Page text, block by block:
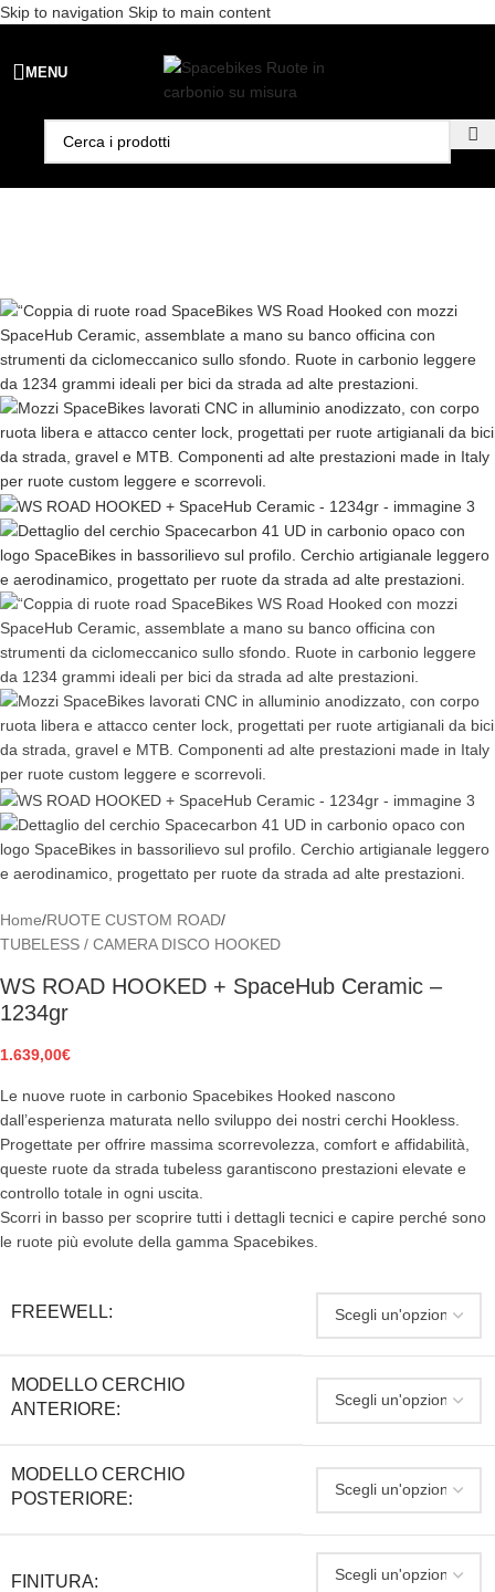
Skip to navigation Skip to main content
Spedizione gratuita per ordini superiori a €99 - 📣 Paga con PayPal in
3 rate senza interessi,
MENU
Home/RUOTE CUSTOM ROAD/
TUBELESS / CAMERA DISCO HOOKED
WS ROAD HOOKED + SpaceHub Ceramic –
1234gr
1.639,00€
Le nuove ruote in carbonio Spacebikes Hooked nascono
dall’esperienza maturata nello sviluppo dei nostri cerchi Hookless.
Progettate per offrire massima scorrevolezza, comfort e affidabilità,
queste ruote da strada tubeless garantiscono prestazioni elevate e
controllo totale in ogni uscita.
Scorri in basso per scoprire tutti i dettagli tecnici e capire perché sono
le ruote più evolute della gamma Spacebikes.
FREEWELL:
MODELLO CERCHIO
ANTERIORE:
MODELLO CERCHIO
POSTERIORE:
FINITURA: